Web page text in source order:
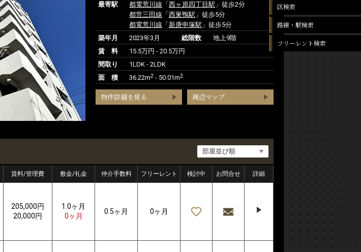
最寄駅
都電荒川線 「 西ヶ原四丁目駅 」徒歩2分
都営三田線 「 西巣鴨駅 」徒歩5分
都電荒川線 「 新庚申塚駅 」徒歩5分
築年月
2023年3月 総階数
地上9階
賃 料
15.5万円 - 20.5万円
間取り
1LDK - 2LDK
面 積
36.22m2 - 50.01m2
物件詳細を見る 周辺マップ
賃料/管理費 敷金/礼金 仲介手数料 フリーレント 検討中 お問合せ 詳細
205,000円
20,000円
1.0ヶ月
0ヶ月
0.5ヶ月 0ヶ月
区検索
路線・駅検索
フリーレント検索